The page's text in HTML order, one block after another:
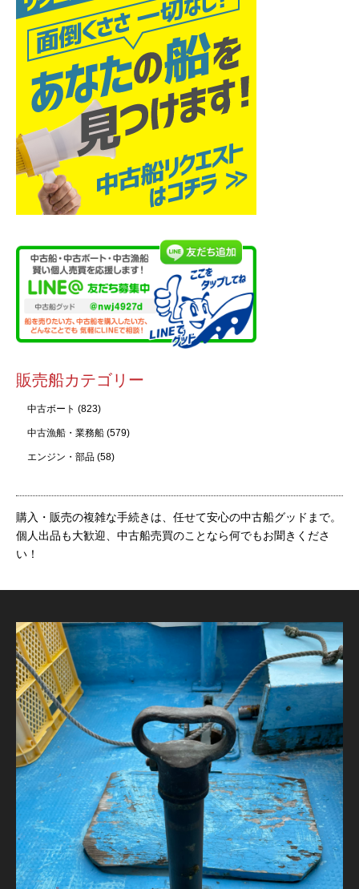
販売船カテゴリー
中古ボート (823)
中古漁船・業務船 (579)
エンジン・部品 (58)
購入・販売の複雑な手続きは、任せて安心の中古船グッドまで。
個人出品も大歓迎、中古船売買のことなら何でもお聞きくださ
い！